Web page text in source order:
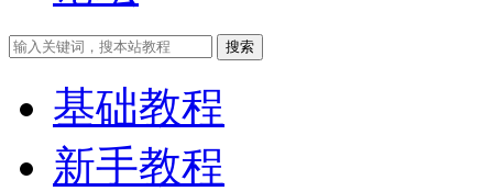
搜索
基础教程
新手教程